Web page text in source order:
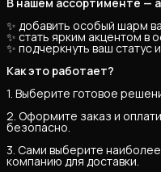
✨ добавить особый шарм
✨ стать ярким акцентом в
✨ подчеркнуть ваш статус и
Как это работает?
1. Выберите готовое
2. Оформите заказ и
безопасно.
3. Сами выберите
компанию для доставки.